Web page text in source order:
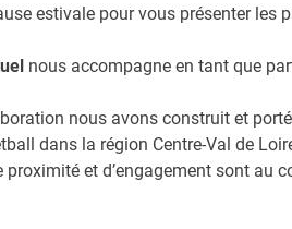
estivale pour vous présenter les
nous accompagne en tant que
nous avons construit et
dans la région Centre-Val de
proximité et d’engagement sont